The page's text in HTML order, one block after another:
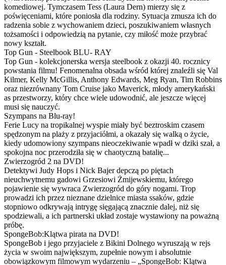
komediowej. Tymczasem Tess (Laura Dern) mierzy się z
poświęceniami, które poniosła dla rodziny. Sytuacja zmusza ich do
radzenia sobie z wychowaniem dzieci, poszukiwaniem własnych
tożsamości i odpowiedzią na pytanie, czy miłość może przybrać
nowy kształt.
Top Gun - Steelbook BLU- RAY
Top Gun - kolekcjonerska wersja steelbook z okazji 40. rocznicy
powstania filmu! Fenomenalna obsada wśród której znaleźli się Val
Kilmer, Kelly McGillis, Anthony Edwards, Meg Ryan, Tim Robbins
oraz niezrównany Tom Cruise jako Maverick, młody amerykański
as przestworzy, który chce wiele udowodnić, ale jeszcze więcej
musi się nauczyć.
Szympans na Blu-ray!
Ferie Lucy na tropikalnej wyspie miały być beztroskim czasem
spędzonym na plaży z przyjaciółmi, a okazały się walką o życie,
kiedy udomowiony szympans nieoczekiwanie wpadł w dziki szał, a
spokojna noc przerodziła się w chaotyczną batalię...
Zwierzogród 2 na DVD!
Detektywi Judy Hops i Nick Bajer depczą po piętach
nieuchwytnemu gadowi Grzesiowi Żmijewskiemu, którego
pojawienie się wywraca Zwierzogród do góry nogami. Trop
prowadzi ich przez nieznane dzielnice miasta ssaków, gdzie
stopniowo odkrywają intrygę sięgającą znacznie dalej, niż się
spodziewali, a ich partnerski układ zostaje wystawiony na poważną
próbę.
SpongeBob:Klątwa pirata na DVD!
SpongeBob i jego przyjaciele z Bikini Dolnego wyruszają w rejs
życia w swoim największym, zupełnie nowym i absolutnie
obowiązkowym filmowym wydarzeniu – „SpongeBob: Klątwa